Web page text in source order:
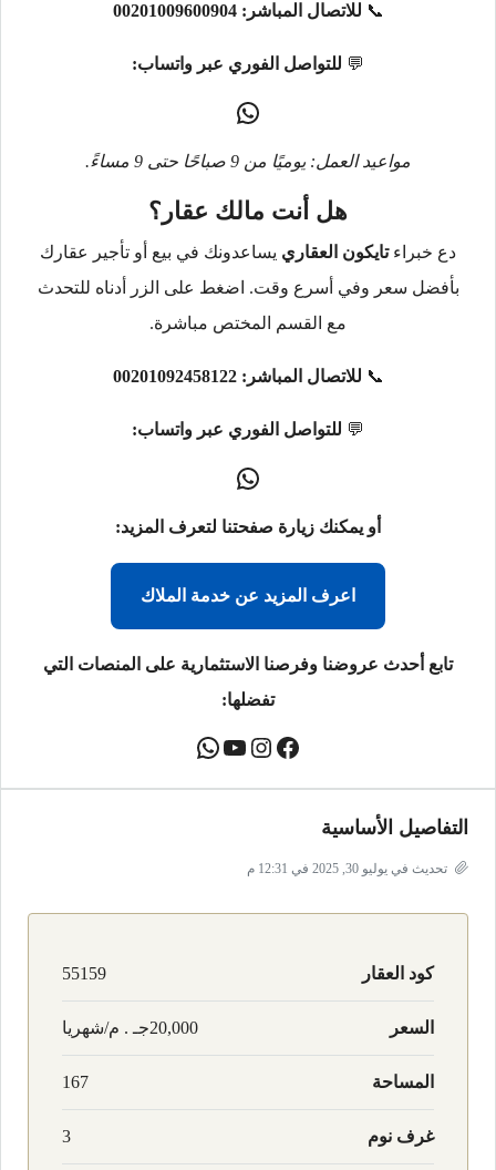
📞 للاتصال المباشر: 00201009600904
💬 للتواصل الفوري عبر واتساب:
مواعيد العمل: يوميًا من 9 صباحًا حتى 9 مساءً.
هل أنت مالك عقار؟
دع خبراءتايكون العقاري يساعدونك في بيع أو تأجير عقارك
بأفضل سعر وفي أسرع وقت. اضغط على الزر أدناه للتحدث
مع القسم المختص مباشرة.
📞 للاتصال المباشر: 00201092458122
💬 للتواصل الفوري عبر واتساب:
أو يمكنك زيارة صفحتنا لتعرف المزيد:
اعرف المزيد عن خدمة الملاك
تابع أحدث عروضنا وفرصنا الاستثمارية على المنصات التي
تفضلها:
التفاصيل الأساسية
تحديث في يوليو 30, 2025 في 12:31 م
كود العقار 55159
السعر 20,000جـ . م/شهريا
المساحة 167
غرف نوم 3